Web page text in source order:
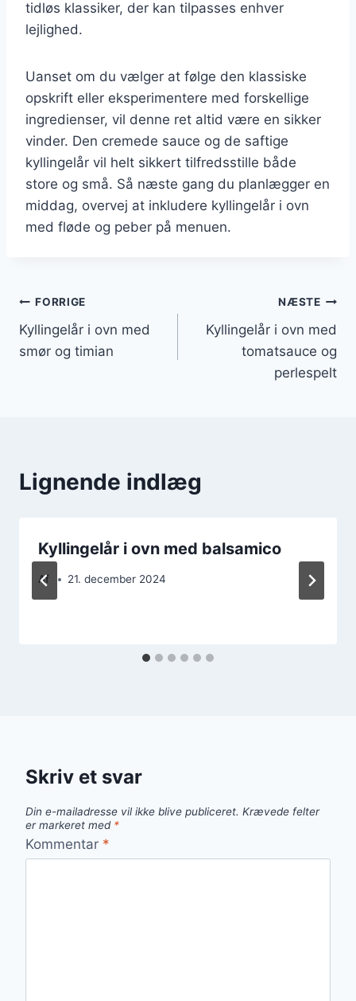
tidløs klassiker, der kan tilpasses enhver
lejlighed.
Uanset om du vælger at følge den klassiske
opskrift eller eksperimentere med forskellige
ingredienser, vil denne ret altid være en sikker
vinder. Den cremede sauce og de saftige
kyllingelår vil helt sikkert tilfredsstille både
store og små. Så næste gang du planlægger en
middag, overvej at inkludere kyllingelår i ovn
med fløde og peber på menuen.
Indlægsnavigation
FORRIGE
Kyllingelår i ovn med
smør og timian
NÆSTE
Kyllingelår i ovn med
tomatsauce og
perlespelt
Lignende indlæg
Kyllingelår i ovn med balsamico
Af 21. december 2024
Skriv et svar
Din e-mailadresse vil ikke blive publiceret. Krævede felter
er markeret med *
Kommentar *